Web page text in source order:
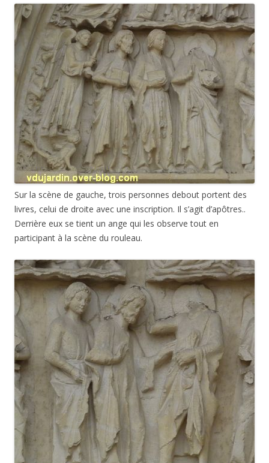
Sur la scène de gauche, trois personnes debout portent des
livres, celui de droite avec une inscription. Il s’agit d’apôtres..
Derrière eux se tient un ange qui les observe tout en
participant à la scène du rouleau.